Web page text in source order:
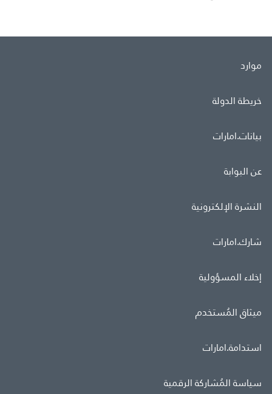
موارد
خريطة الدولة
بيانات.امارات
عن البوابة
النشرة الإلكترونية
شارك.امارات
إخلاء المسؤولية
ميثاق المُستخدم
استدامة.امارات
سياسة المُشاركة الرقمية